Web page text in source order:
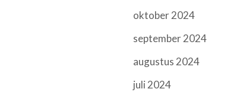
oktober 2024
september 2024
augustus 2024
juli 2024